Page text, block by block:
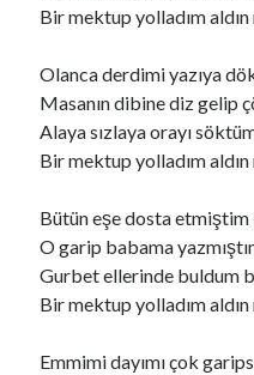
Bir mektup yolladım aldın
Olanca derdimi yazıya
Masanın dibine diz gelip
Alaya sızlaya orayı
Bir mektup yolladım aldın
Bütün eşe dosta etmiştim
O garip babama
Gurbet ellerinde buldum
Bir mektup yolladım aldın
Emmimi dayımı çok